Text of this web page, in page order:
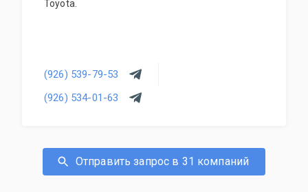
Toyota.
(926) 539-79-53
(926) 534-01-63
Отправить запрос в 31 компаний